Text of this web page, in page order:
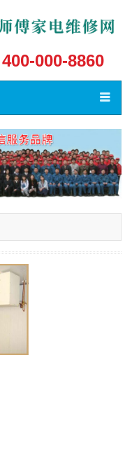
400-000-8860
Toggle
󰀥